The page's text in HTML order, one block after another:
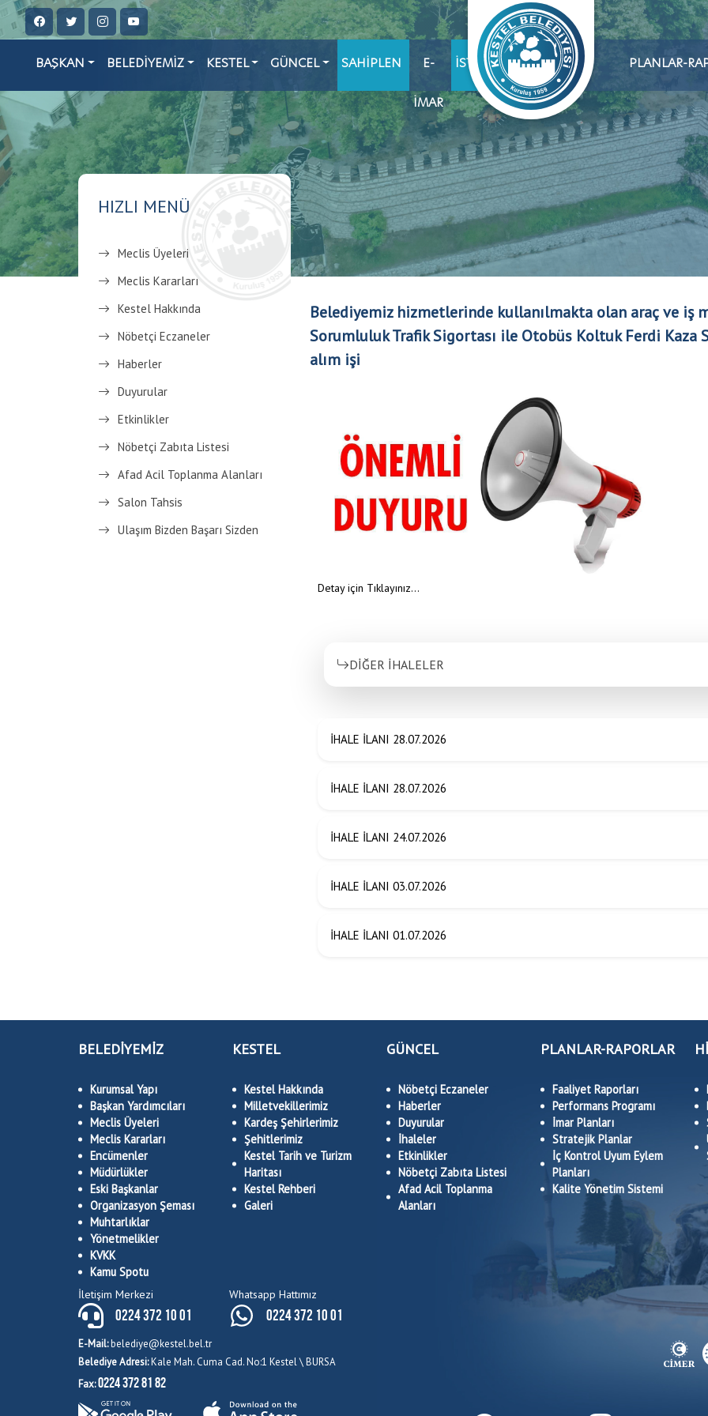
BAŞKAN BELEDİYEMİZ KESTEL GÜNCEL SAHIPLEN E-
İMAR
İSTIHDAM PLANLAR-
HIZLI MENÜ
Meclis Üyeleri
Meclis Kararları
Kestel Hakkında
Nöbetçi Eczaneler
Haberler
Duyurular
Etkinlikler
Nöbetçi Zabıta Listesi
Afad Acil Toplanma Alanları
Salon Tahsis
Ulaşım Bizden Başarı Sizden
Belediyemiz hizmetlerinde kullanılmakta olan araç ve iş
Sorumluluk Trafik Sigortası ile Otobüs Koltuk Ferdi Kaza
alım işi
Detay için Tıklayınız...
DİĞER İHALELER
İHALE İLANI 28.07.2026
İHALE İLANI 28.07.2026
İHALE İLANI 24.07.2026
İHALE İLANI 03.07.2026
İHALE İLANI 01.07.2026
BELEDİYEMİZ
Kurumsal Yapı
Başkan Yardımcıları
Meclis Üyeleri
Meclis Kararları
Encümenler
Müdürlükler
Eski Başkanlar
Organizasyon Şeması
Muhtarlıklar
Yönetmelikler
KVKK
Kamu Spotu
KESTEL
Kestel Hakkında
Milletvekillerimiz
Kardeş Şehirlerimiz
Şehitlerimiz
Kestel Tarih ve Turizm
Haritası
Kestel Rehberi
Galeri
GÜNCEL
Nöbetçi Eczaneler
Haberler
Duyurular
İhaleler
Etkinlikler
Nöbetçi Zabıta Listesi
Afad Acil Toplanma
Alanları
PLANLAR-RAPORLAR
Faaliyet Raporları
Performans Programı
İmar Planları
Stratejik Planlar
İç Kontrol Uyum Eylem
Planları
Kalite Yönetim Sistemi
İletişim Merkezi
0224 372 10 01
Whatsapp Hattımız
0224 372 10 01
E-Mail:belediye@kestel.bel.tr
Belediye Adresi:Kale Mah. Cuma Cad. No:1 Kestel \ BURSA
Fax:0224 372 81 82